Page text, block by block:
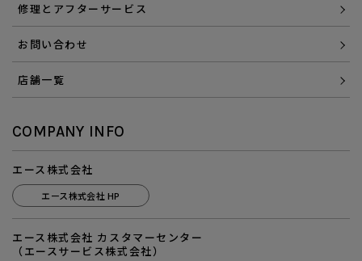
修理とアフターサービス
お問い合わせ
店舗一覧
COMPANY INFO
エース株式会社
エース株式会社 HP
エース株式会社 カスタマーセンター
（エースサービス株式会社）